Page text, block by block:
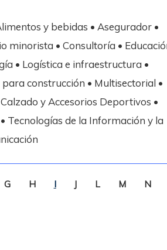
y bebidas • Asegurador •
minorista • Consultoría •
• Logística e infraestructura •
construcción • Multisectorial •
y Accesorios Deportivos •
Tecnologías de la Información y la
G H I J L M N